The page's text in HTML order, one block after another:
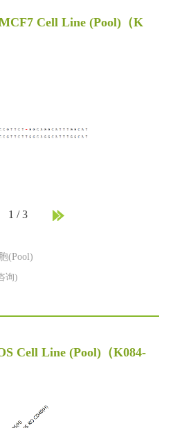
Cell Line (Pool) （K
1 /3
(Pool)
询)
Cell Line (Pool) （K084-